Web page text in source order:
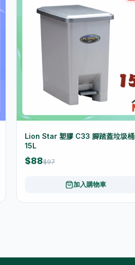
Lion Star 塑膠 C33 腳踏蓋垃圾桶
15L
$88$97
加入購物車